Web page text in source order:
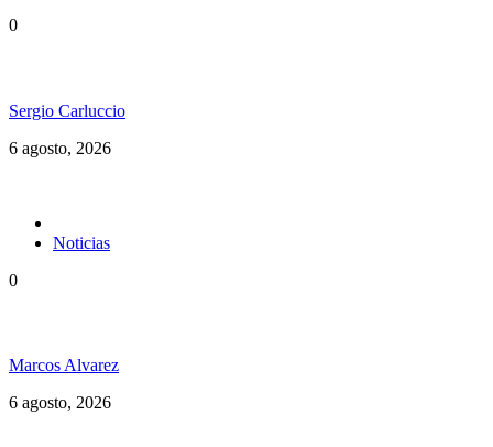
0
Sergio Carluccio
6 agosto, 2026
Noticias
0
Marcos Alvarez
6 agosto, 2026